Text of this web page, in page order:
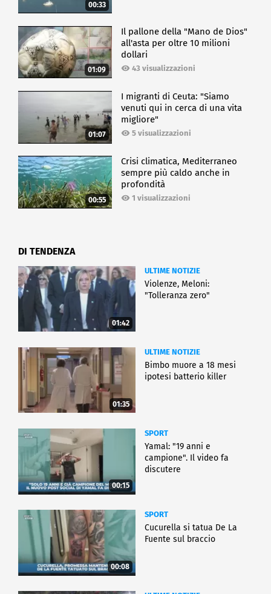
00:33
01:09
Il pallone della "Mano de Dios"
all'asta per oltre 10 milioni
dollari
43 visualizzazioni
01:07
I migranti di Ceuta: "Siamo
venuti qui in cerca di una vita
migliore"
5 visualizzazioni
00:55
Crisi climatica, Mediterraneo
sempre più caldo anche in
profondità
1 visualizzazioni
DI TENDENZA
01:42
ULTIME NOTIZIE
Violenze, Meloni:
"Tolleranza zero"
01:35
ULTIME NOTIZIE
Bimbo muore a 18 mesi
ipotesi batterio killer
00:15
SPORT
Yamal: "19 anni e
campione". Il video fa
discutere
00:08
SPORT
Cucurella si tatua De La
Fuente sul braccio